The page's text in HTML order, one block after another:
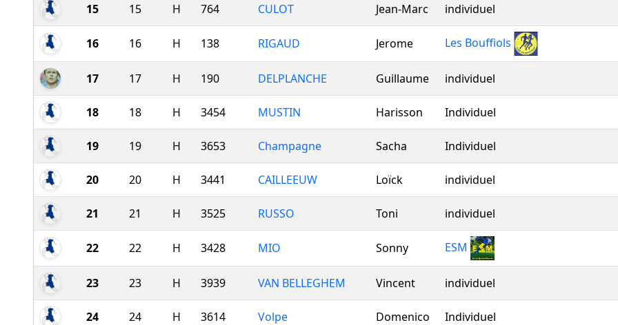
15 15 H 764 CULOT Jean-Marc individuel
16 16 H 138 RIGAUD Jerome Les Bouffiols
17 17 H 190 DELPLANCHE Guillaume individuel
18 18 H 3454 MUSTIN Harisson Individuel
19 19 H 3653 Champagne Sacha Individuel
20 20 H 3441 CAILLEEUW Loïck individuel
21 21 H 3525 RUSSO Toni individuel
22 22 H 3428 MIO Sonny ESM
23 23 H 3939 VAN BELLEGHEM Vincent individuel
24 24 H 3614 Volpe Domenico Individuel